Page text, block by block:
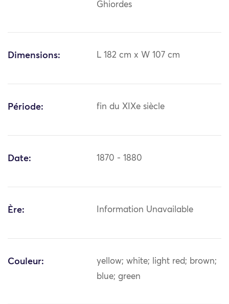
Ghiordes
Dimensions: L 182 cm x W 107 cm
Période: fin du XIXe siècle
Date: 1870 - 1880
Ère: Information Unavailable
Couleur:
yellow; white; light red; brown;
blue; green